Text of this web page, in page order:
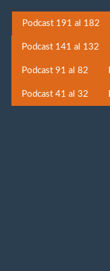
Podcast 191 al 182
Podcast 141 al 132
Podcast 91 al 82
Podcast 41 al 32